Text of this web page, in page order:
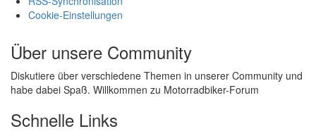
Cookie-Einstellungen
Über unsere Community
Diskutiere über verschiedene Themen in unserer Community und
habe dabei Spaß. Willkommen zu Motorradbiker-Forum
Schnelle Links